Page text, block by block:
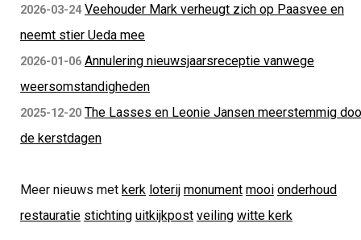
2026-03-24 Veehouder Mark verheugt zich op Paasvee en
neemt stier Ueda mee
2026-01-06 Annulering nieuwsjaarsreceptie vanwege
weersomstandigheden
2025-12-20 The Lasses en Leonie Jansen meerstemmig
de kerstdagen
Meer nieuws met kerk loterij monument mooi onderhoud
restauratie stichting uitkijkpost veiling witte kerk